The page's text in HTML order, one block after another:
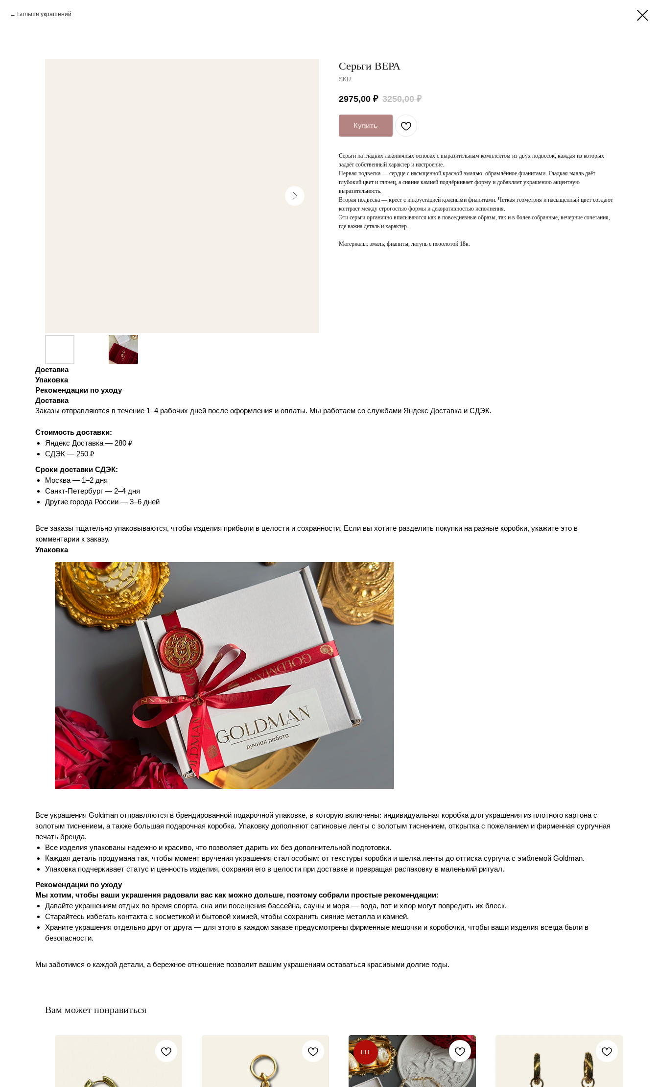
Больше украшений
Серьги ВЕРА
SKU:
2975,00 ₽ 3250,00 ₽
Купить
Серьги на гладких лаконичных основах с выразительным комплектом из двух подвесок, каждая из которых
задаёт собственный характер и настроение.
Первая подвеска — сердце с насыщенной красной эмалью, обрамлённое фианитами. Гладкая эмаль даёт
глубокий цвет и глянец, а сияние камней подчёркивает форму и добавляет украшению акцентную
выразительность.
Вторая подвеска — крест с инкрустацией красными фианитами. Чёткая геометрия и насыщенный цвет создают
контраст между строгостью формы и декоративностью исполнения.
Эти серьги органично вписываются как в повседневные образы, так и в более собранные, вечерние сочетания,
где важна деталь и характер.
Материалы: эмаль, фианиты, латунь с позолотой 18к.
Доставка
Упаковка
Рекомендации по уходу
Доставка
Заказы отправляются в течение 1–4 рабочих дней после оформления и оплаты. Мы работаем со службами Яндекс Доставка и СДЭК.
Стоимость доставки:
Яндекс Доставка — 280 ₽
СДЭК — 250 ₽
Сроки доставки СДЭК:
Москва — 1–2 дня
Санкт-Петербург — 2–4 дня
Другие города России — 3–6 дней
Все заказы тщательно упаковываются, чтобы изделия прибыли в целости и сохранности. Если вы хотите разделить покупки на разные коробки, укажите это в
комментарии к заказу.
Упаковка
Все украшения Goldman отправляются в брендированной подарочной упаковке, в которую включены: индивидуальная коробка для украшения из плотного картона с
золотым тиснением, а также большая подарочная коробка. Упаковку дополняют сатиновые ленты с золотым тиснением, открытка с пожеланием и фирменная сургучная
печать бренда.
Все изделия упакованы надежно и красиво, что позволяет дарить их без дополнительной подготовки.
Каждая деталь продумана так, чтобы момент вручения украшения стал особым: от текстуры коробки и шелка ленты до оттиска сургуча с эмблемой Goldman.
Упаковка подчеркивает статус и ценность изделия, сохраняя его в целости при доставке и превращая распаковку в маленький ритуал.
Рекомендации по уходу
Мы хотим, чтобы ваши украшения радовали вас как можно дольше, поэтому собрали простые рекомендации:
Давайте украшениям отдых во время спорта, сна или посещения бассейна, сауны и моря — вода, пот и хлор могут повредить их блеск.
Старайтесь избегать контакта с косметикой и бытовой химией, чтобы сохранить сияние металла и камней.
Храните украшения отдельно друг от друга — для этого в каждом заказе предусмотрены фирменные мешочки и коробочки, чтобы ваши изделия всегда были в
безопасности.
Мы заботимся о каждой детали, а бережное отношение позволит вашим украшениям оставаться красивыми долгие годы.
Вам может понравиться
HIT